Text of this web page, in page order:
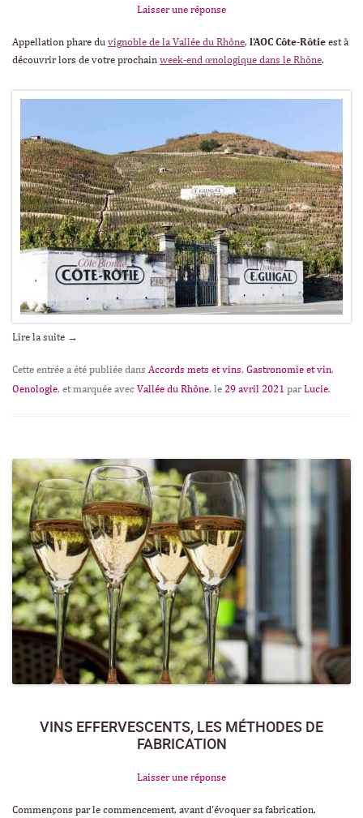
Laisser une réponse
Appellation phare du vignoble de la Vallée du Rhône, l’AOC Côte-Rôtie est à
découvrir lors de votre prochain week-end œnologique dans le Rhône.
Lire la suite →
Cette entrée a été publiée dans Accords mets et vins, Gastronomie et vin,
Oenologie, et marquée avec Vallée du Rhône, le 29 avril 2021 par Lucie.
VINS EFFERVESCENTS, LES MÉTHODES DE
FABRICATION
Laisser une réponse
Commençons par le commencement, avant d’évoquer sa fabrication,